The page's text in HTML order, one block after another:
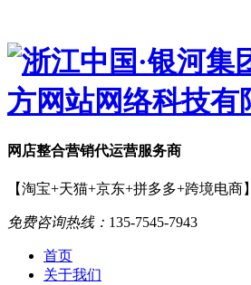
网店整合营销代运营服务商
【淘宝+天猫+京东+拼多多+跨境电商】
免费咨询热线： 135-7545-7943
首页
关于我们